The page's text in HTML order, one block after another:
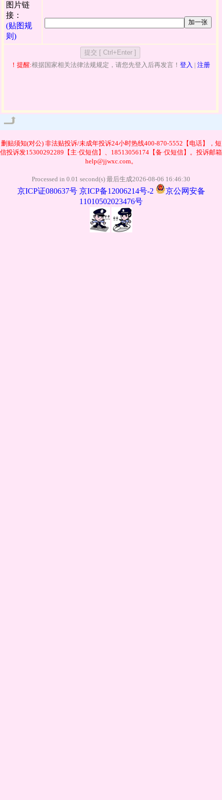
图片链
接：
(贴图规
则)
加一张
！提醒:根据国家相关法律法规规定，请您先登入后再发言！ 登入 | 注册
删贴须知(对公)非法贴投诉/未成年投诉24小时热线400-870-5552【电话】，短
信投诉发15300292289【主·仅短信】、18513056174【备·仅短信】。投诉邮箱
help@jjwxc.com。
Processed in 0.01 second(s) 最后生成2026-08-06 16:46:30
京ICP证080637号 京ICP备12006214号-2
京公网安备
11010502023476号